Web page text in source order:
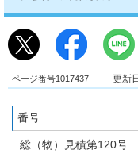
ページ番号1017437 更新日
番号
総（物）見積第120号